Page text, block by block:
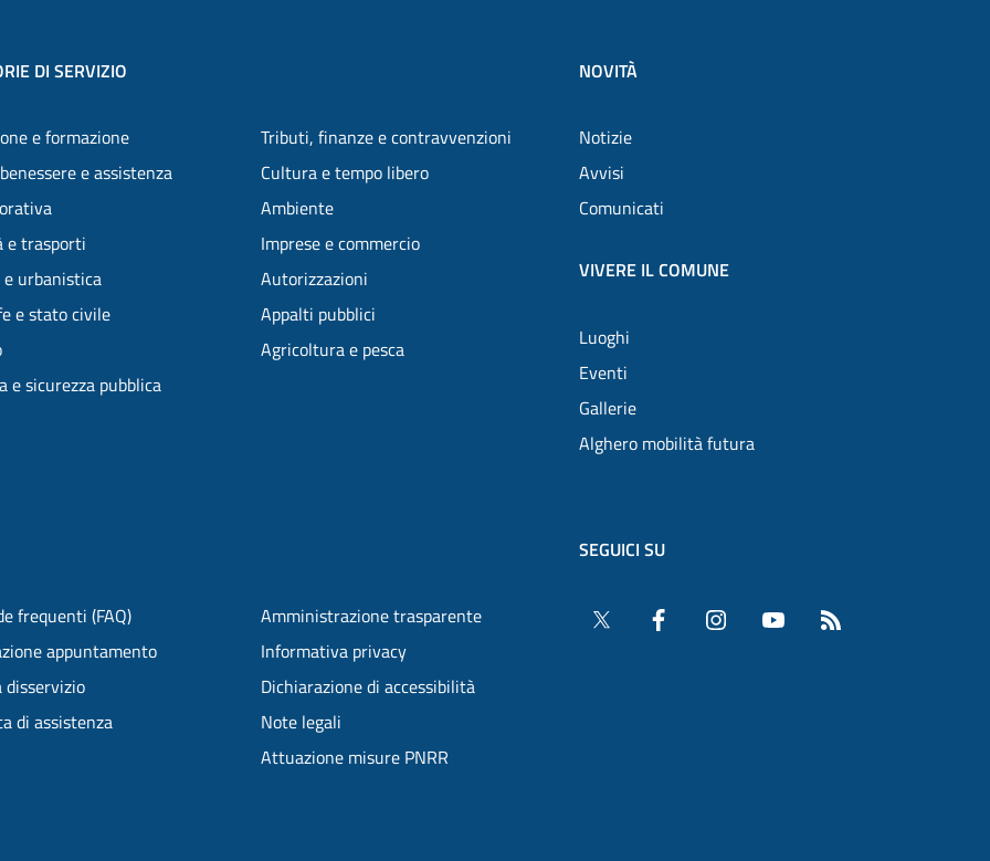
DI SERVIZIO
e formazione
e assistenza
e trasporti
urbanistica
e stato civile
e sicurezza pubblica
Tributi, finanze e contravvenzioni
Cultura e tempo libero
Ambiente
Imprese e commercio
Autorizzazioni
Appalti pubblici
Agricoltura e pesca
NOVITÀ
Notizie
Avvisi
Comunicati
VIVERE IL COMUNE
Luoghi
Eventi
Gallerie
Alghero mobilità futura
frequenti (FAQ)
appuntamento
disservizio
di assistenza
Amministrazione trasparente
Informativa privacy
Dichiarazione di accessibilità
Note legali
Attuazione misure PNRR
SEGUICI SU
Twitter Facebook InstagramYouTube